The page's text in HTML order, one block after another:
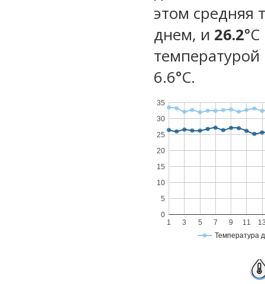
этом средняя
днем, и 26.2
температурой
6.6°С.
Температура
1 3 5 7 9 11
0
5
10
15
20
25
30
35